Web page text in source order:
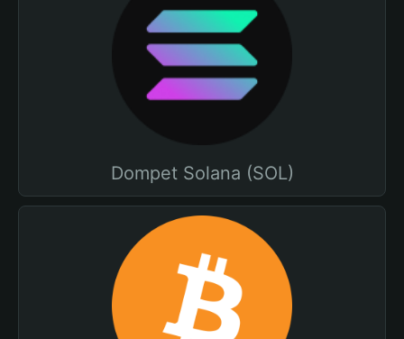
Dompet Solana (SOL)